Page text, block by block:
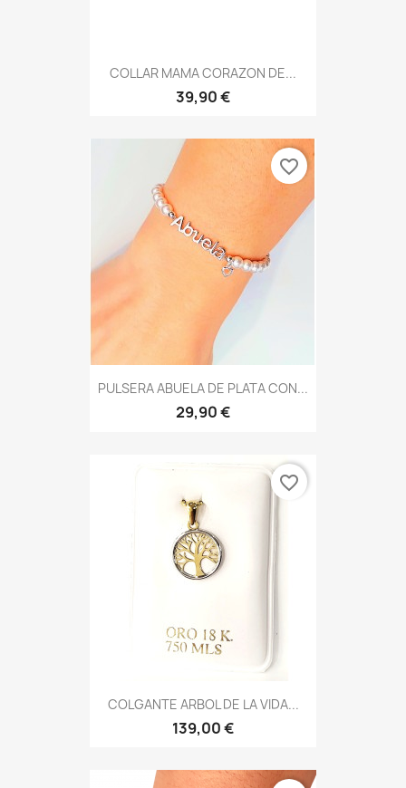
COLLAR MAMA CORAZON DE...
39,90 €
PULSERA ABUELA DE PLATA CON...
29,90 €
favorite_border
COLGANTE ARBOL DE LA VIDA...
139,00 €
favorite_border